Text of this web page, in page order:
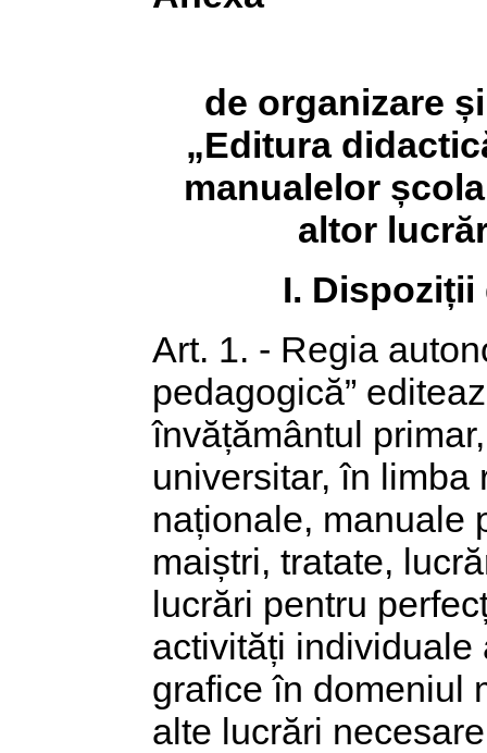
de organizare
„Editura
manualelor
altor
I. Dispoziții
Art. 1. - Regia
pedagogică”
învățământul
universitar, în
naționale, manuale
maiștri, tratate,
lucrări pentru
activități individuale
grafice în domeniul
alte lucrări